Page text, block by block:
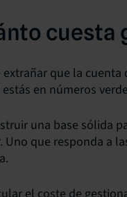
cuesta
extrañar que la
estás en números
una base sólida
Uno que responda a